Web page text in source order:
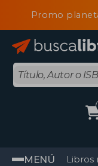
Promo
MENÚ Libros